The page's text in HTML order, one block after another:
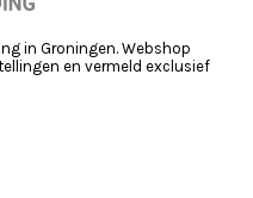
in Groningen. Webshop
en vermeld exclusief